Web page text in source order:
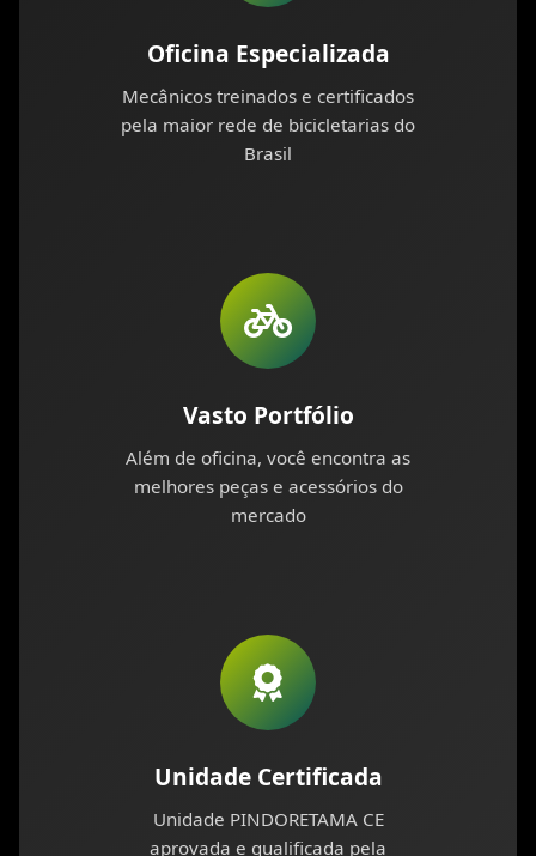
Oficina Especializada
Mecânicos treinados e certificados
pela maior rede de bicicletarias do
Brasil
Vasto Portfólio
Além de oficina, você encontra as
melhores peças e acessórios do
mercado
Unidade Certificada
Unidade PINDORETAMA CE
aprovada e qualificada pela